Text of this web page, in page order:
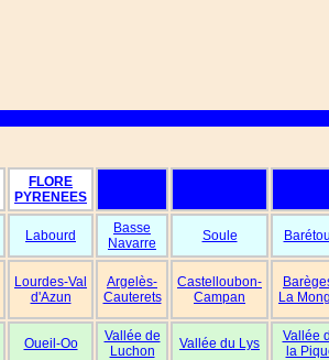
FLORE
PYRENEES
Labourd
Basse
Navarre
Soule
Lourdes-Val
d'Azun
Argelès-
Cauterets
Castelloubon-
Campan
La
Oueil-Oo
Vallée de
Luchon
Vallée du Lys
Vallée
la